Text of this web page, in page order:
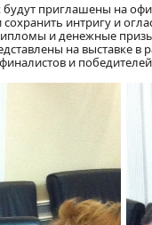
приглашены на
интригу и
и денежные
на выставке
и